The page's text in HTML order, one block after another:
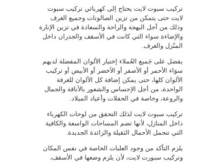
تركيب سبوت لايت يحتاج إلى كهربائي تركيب سبوت
لايت حتى يتمكن من تزين الصالونات وجميع الغرف
وذلك من أجل البهجة والراحة والسعادة في تزين الإنارة
والإضاءة سواء التي كانت في الأسقف والجدران داخل
المنْزل والغرف.
يفضل على جَميع العُملاء إختيار الألوان المفضلة لديهم
سوَاء الأحمر أو الأصفر أو الأخضر أو الأبيض أو تركيب
الألوان كلها، حتى يمكن إضافة كل الألوان للغرفة
الواحدة، من أجل الإحساس والشعور بالأناقة والجمال
والروعة، وخاصة في الحفلات وأعياد الميلاد.
تركيب سبوت لايت لذلك التحقق من لوحات الكهرباء
داخل المنازل، لأنها تضم المساحات الواسعة والكافية
التي تتحمل الأحمال الثقيلة والزائدة الجديدة.
يلزم التأكد من وجود العلبات الخاصة في نفس المكان
وتركيب سبورت لايت، لأن يلزم وضعها في الأسقف،